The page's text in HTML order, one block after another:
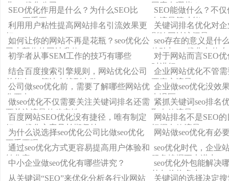
业seo优化公司
因素有哪些？
SEO优化作用是什么？为什么SEO比
SEM更重要？
SEO能做什么？不
有流量等功能
利用用户粘性提高网站排名引流效果更
好
关键词排名优化对
影响网站访问量
如何让你的网站不再是花瓶？seo优化公
司来帮你的网站升值
seo存在的意义是什
体验与seo优化有什
初学者从事SEM工作的技巧有哪些
对于网站而言SEO
时进行
结合百度搜索引擎规则，网站优化公司
总能在seo算法中找到出路
企业网站优化不管
要真实流量
公司做seo优化前，需要了解哪些网站优
化要点？
企业做seo优化没效
点误区
做seo优化不仅需要关注关键词排名还需
要关注流量的稳定性
紧抓关键词seo排名
取有效流量
百度网站SEO优化没有捷径，唯有制定
好seo优化方案且长期坚持
网站排名不是SEO
把握有效流量
为什么说选择seo优化公司比做seo优化
更重要呢？
网站做seo优化有必
通过seo优化方式更容易提高用户体验和
转化率
seo优化时代，企业
服务挖掘更大潜力
中小企业做seo优化有哪些讲究？
seo优化外包能解决
外包价格多少？
从关键词“SEO”来优化分析各行业网站
关键词的选择决定